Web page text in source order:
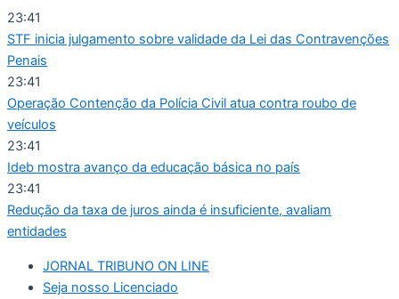
Ir
para
o
conteúdo
23:41
STF inicia julgamento sobre validade da Lei das Contravenções
Penais
23:41
Operação Contenção da Polícia Civil atua contra roubo de
veículos
23:41
Ideb mostra avanço da educação básica no país
23:41
Redução da taxa de juros ainda é insuficiente, avaliam
entidades
JORNAL TRIBUNO ON LINE
Seja nosso Licenciado